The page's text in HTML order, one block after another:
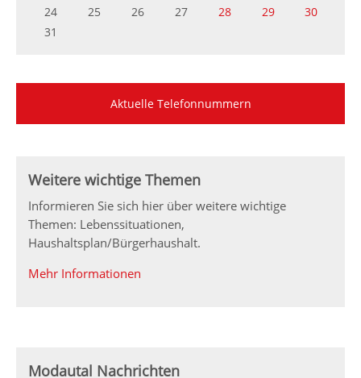
24
25 26 27 28 29
30
31
Aktuelle Telefonnummern
Weitere wichtige Themen
Informieren Sie sich hier über weitere wichtige
Themen: Lebenssituationen,
Haushaltsplan/Bürgerhaushalt.
Mehr Informationen
Modautal Nachrichten